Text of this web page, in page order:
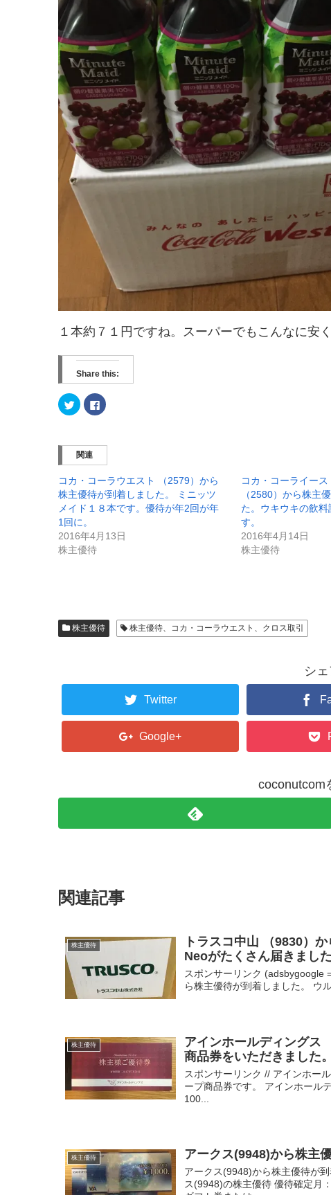
１本約７１円ですね。スーパーでもこんなに安
Share this:
ク
リ
て
T
w
i
t
t
e
r
で
共
有
(
新
し
開
き
ま
F
a
o
で
共
有
す
る
に
リ
ッ
新
し
い
で
す
関連
コカ・コーラウエスト （2579）から
株主優待が到着しました。 ミニッツ
メイド１８本です。優待が年2回が年
1回に。
2016年4月13日
株主優待
コカ・コーライース
（2580）から株主
た。ウキウキの飲
す。
2016年4月14日
株主優待
株主優待 株主優待、コカ・コーラウエスト、クロス取引
シ
Twitter
Google+
coconutcom
関連記事
株主優待
トラスコ中山 （9830）
Neoがたくさん届きました
スポンサーリンク (adsbygoogle
ら株主優待が到着しました。 ウ
株主優待
アインホールディングス
商品券をいただきました。
スポンサーリンク // アインホー
ープ商品券です。 アインホール
100...
株主優待 アークス(9948)から株主
アークス(9948)から株主優待が
ス(9948)の株主優待 優待確定月